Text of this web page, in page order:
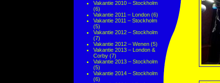
Vakantie 2010 – Stockholm
(6)
Vakantie 2011 – London (6)
Vakantie 2011 – Stockholm
(5)
Vakantie 2012 – Stockholm
(7)
Vakantie 2012 – Wenen (5)
Vakantie 2013 – London &
Corby (7)
Vakantie 2013 – Stockholm
(5)
Vakantie 2014 – Stockholm
(6)